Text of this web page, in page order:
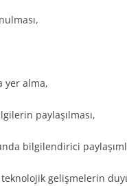
yer alma,
paylaşılması,
bilgilendirici
gelişmelerin